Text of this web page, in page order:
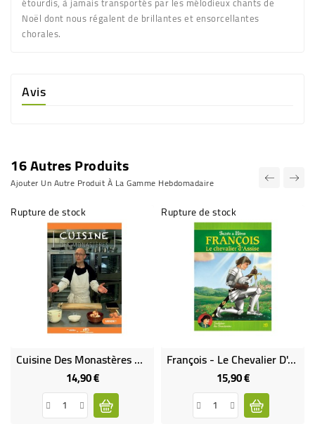
Noël dont nous régalent de brillantes et ensorcellantes
chorales.
Avis
16 Autres Produits
Ajouter Un Autre Produit À La Gamme Hebdomadaire
Rupture de stock
Cuisine Des Monastères Saison 1
14,90 €Prix
Rupture de stock
François - Le Chevalier D'Assise
15,90 €Prix